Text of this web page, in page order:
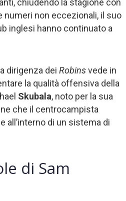
chiudendo la stagione con
non eccezionali, il suo
inglesi hanno continuato a
dirigenza dei Robinsvede in
la qualità offensiva della
Skubala, noto per la sua
che il centrocampista
all’interno di un sistema di
di Sam